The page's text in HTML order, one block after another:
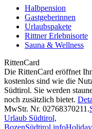
Halbpension
Gastgeberinnen
Urlaubspakete
Rittner Erlebnisorte
Sauna & Wellness
RittenCard
Die RittenCard eröffnet
kostenlos sind wie die
Südtirol. Sie werden
noch zusätzlich bietet.
MwStr. Nr. 02768370211 .
Urlaub Südtirol,
BozenSüdtirol.info